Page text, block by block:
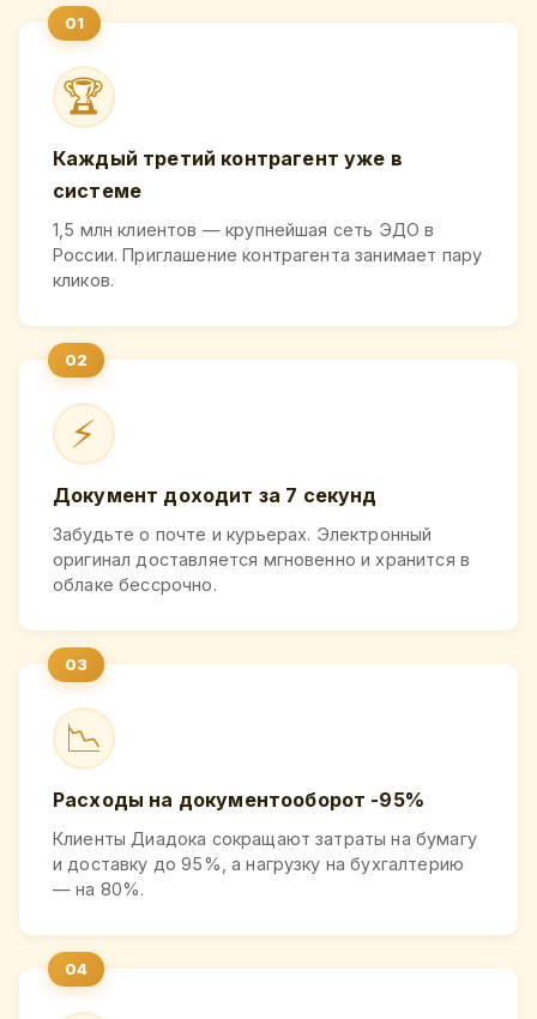
🏆
Каждый третий контрагент уже в
системе
1,5 млн клиентов — крупнейшая сеть ЭДО в
России. Приглашение контрагента занимает пару
кликов.
⚡
Документ доходит за 7 секунд
Забудьте о почте и курьерах. Электронный
оригинал доставляется мгновенно и хранится в
облаке бессрочно.
📉
Расходы на документооборот -95%
Клиенты Диадока сокращают затраты на бумагу
и доставку до 95%, а нагрузку на бухгалтерию
— на 80%.